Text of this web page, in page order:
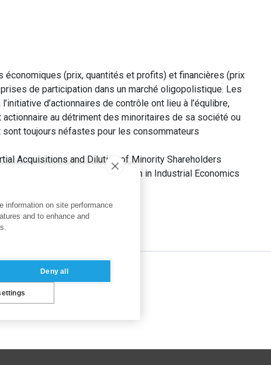
(prix, quantités et profits) et financières (prix
de participation dans un marché oligopolistique. Les
d’actionnaires de contrôle ont lieu à l’équlibre,
au détriment des minoritaires de sa société ou
toujours néfastes pour les consommateurs
Acquisitions and Dilution of Minority Shareholders
. Europen Association for Research in Industrial Economics
information on site performance
and to enhance and
Deny all